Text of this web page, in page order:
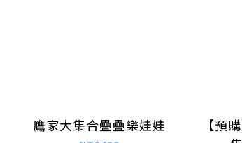
鷹家大集合疊疊樂娃娃
【預